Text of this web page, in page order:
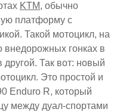
KTM, обычно
платформу с
Такой мотоцикл, на
внедорожных гонках в
другой. Так вот: новый
Это простой и
Enduro R, который
между дуал-спортами